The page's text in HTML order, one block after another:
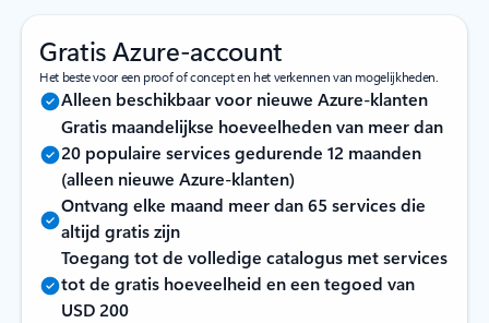
Gratis Azure-account
Het beste voor een proof of concept en het verkennen van mogelijkheden.
Alleen beschikbaar voor nieuwe Azure-klanten
Gratis maandelijkse hoeveelheden van meer dan
20 populaire services gedurende 12 maanden
(alleen nieuwe Azure-klanten)
Ontvang elke maand meer dan 65 services die
altijd gratis zijn
Toegang tot de volledige catalogus met services
tot de gratis hoeveelheid en een tegoed van
USD 200